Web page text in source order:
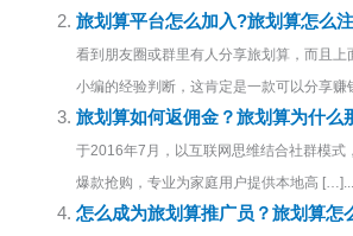
旅划算平台怎么加入?旅划算怎么
看到朋友圈或群里有人分享旅划算，而且上
小编的经验判断，这肯定是一款可以分享赚
旅划算如何返佣金？旅划算为什么
于2016年7月，以互联网思维结合社群模式
爆款抢购，专业为家庭用户提供本地高 […]...
怎么成为旅划算推广员？旅划算怎